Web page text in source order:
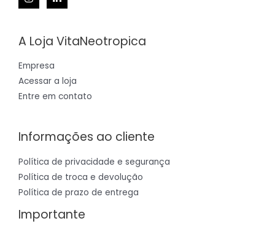
A Loja VitaNeotropica
Empresa
Acessar a loja
Entre em contato
Informações ao cliente
Política de privacidade e segurança
Política de troca e devolução
Política de prazo de entrega
Importante